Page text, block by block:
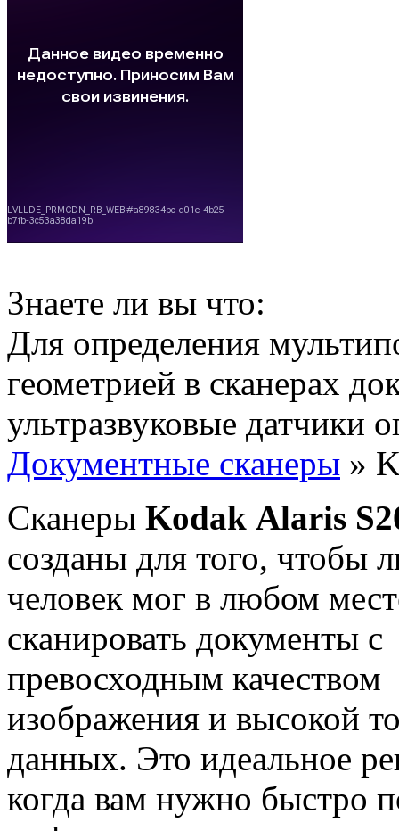
Знаете ли вы что:
Для определения
геометрией в сканерах
ультразвуковые датчики
Документные сканеры »
Сканеры Kodak Alaris
созданы для того, чтобы
человек мог в любом
сканировать документы с
превосходным качеством
изображения и высокой
данных. Это идеальное
когда вам нужно быстро